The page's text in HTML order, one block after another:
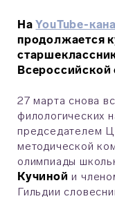
НаYouTube-
продолжается
27 марта снова
филологических
председателем
методической
олимпиады
Кучиной и
Гильдии